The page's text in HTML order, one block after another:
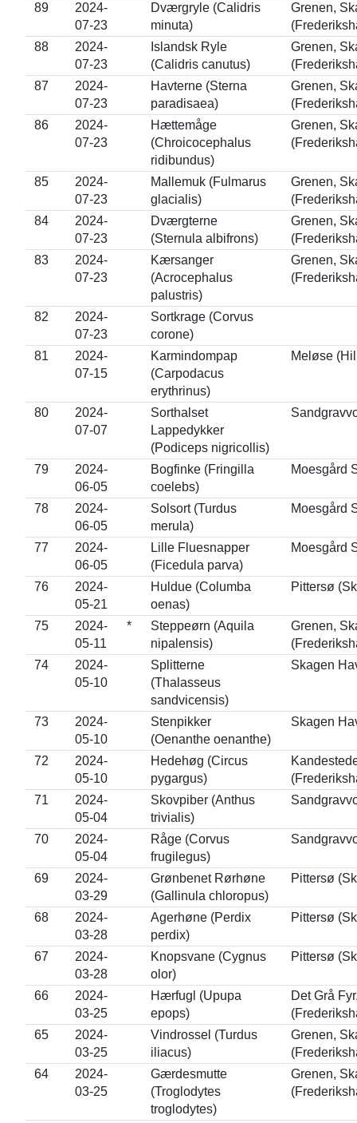
89
2024-
07-23
Dværgryle (Calidris
minuta)
Grenen,
88
2024-
07-23
Islandsk Ryle
(Calidris canutus)
Grenen,
87
2024-
07-23
Havterne (Sterna
paradisaea)
Grenen,
86
2024-
07-23
Hættemåge
(Chroicocephalus
ridibundus)
Grenen,
85
2024-
07-23
Mallemuk (Fulmarus
glacialis)
Grenen,
84
2024-
07-23
Dværgterne
(Sternula albifrons)
Grenen,
83
2024-
07-23
Kærsanger
(Acrocephalus
palustris)
Grenen,
82
2024-
07-23
Sortkrage (Corvus
corone)
81
2024-
07-15
Karmindompap
(Carpodacus
erythrinus)
Meløse
80
2024-
07-07
Sorthalset
Lappedykker
(Podiceps nigricollis)
79
2024-
06-05
Bogfinke (Fringilla
coelebs)
Moesgård
78
2024-
06-05
Solsort (Turdus
merula)
Moesgård
77
2024-
06-05
Lille Fluesnapper
(Ficedula parva)
Moesgård
76
2024-
05-21
Huldue (Columba
oenas)
Pittersø
75
2024-
05-11
*
Steppeørn (Aquila
nipalensis)
Grenen,
74
2024-
05-10
Splitterne
(Thalasseus
sandvicensis)
Skagen
73
2024-
05-10
Stenpikker
(Oenanthe oenanthe)
Skagen
72
2024-
05-10
Hedehøg (Circus
pygargus)
71
2024-
05-04
Skovpiber (Anthus
trivialis)
70
2024-
05-04
Råge (Corvus
frugilegus)
69
2024-
03-29
Grønbenet Rørhøne
(Gallinula chloropus)
Pittersø
68
2024-
03-28
Agerhøne (Perdix
perdix)
Pittersø
67
2024-
03-28
Knopsvane (Cygnus
olor)
Pittersø
66
2024-
03-25
Hærfugl (Upupa
epops)
Det Grå
65
2024-
03-25
Vindrossel (Turdus
iliacus)
Grenen,
64
2024-
03-25
Gærdesmutte
(Troglodytes
troglodytes)
Grenen,